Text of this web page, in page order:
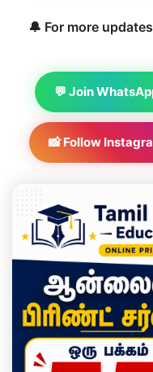
🔔 For more
💬 Join
📸 Follow